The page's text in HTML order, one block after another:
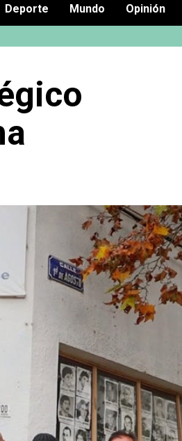
Deporte Mundo Opinión